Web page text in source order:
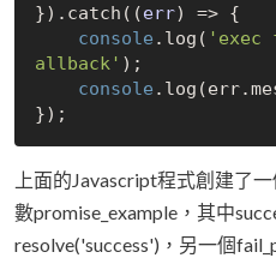
}).catch( (err) => {
console .log( 'exec
allback' );
console
上面的Javascript程式創建了
數promise_example，其中
resolve('success')，另一個